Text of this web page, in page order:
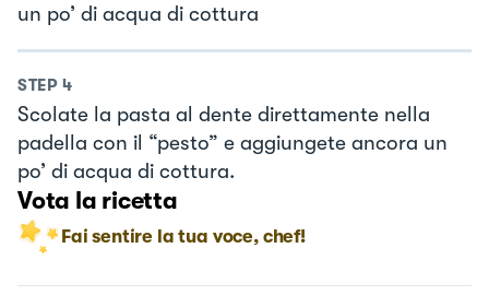
un po’ di acqua di cottura
STEP 4
Scolate la pasta al dente direttamente nella
padella con il “pesto” e aggiungete ancora un
po’ di acqua di cottura.
Vota la ricetta
Fai sentire la tua voce, chef!